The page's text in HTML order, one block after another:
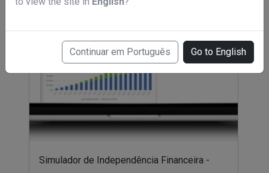
Continuar em Português Go to English
Simulador de Independência Financeira -